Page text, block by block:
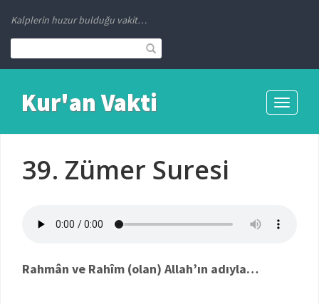
Kalplerin huzur bulduğu vakit…
Toggle
Kur'an Vakti
39. Zümer Suresi
Rahmân ve Rahîm (olan) Allah’ın adıyla…